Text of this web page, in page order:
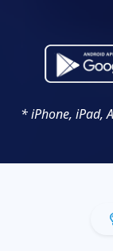
* iPhone, iPad,